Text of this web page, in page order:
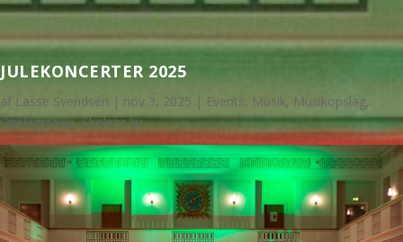
JULEKONCERTER 2025
af Lasse Svendsen | nov 3, 2025 | Events, Musik, Musikopslag,
Opslagstavle,Skolens liv